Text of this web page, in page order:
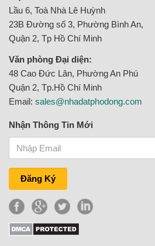
Lầu 6, Toà Nhà Lê Huỳnh
23B Đường số 3, Phường Bình An,
Quận 2, Tp Hồ Chí Minh
Văn phòng Đại diện:
48 Cao Đức Lân, Phường An Phú
Quận 2, Tp.Hồ Chí Minh
Email: sales@nhadatphodong.com
Nhận Thông Tin Mới
Đăng Ký